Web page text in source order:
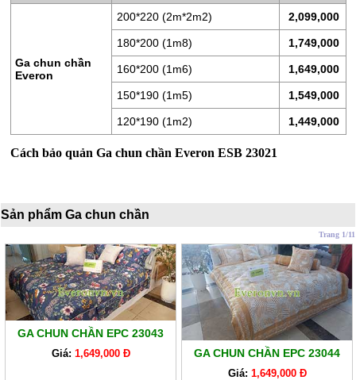
ÉP
RUỘT
CHĂN
BỘ
CAO
CẤP
ARTEMIS
Ga chun chần
Everon
200*220 (2m*2m2) 2,099,000
180*200 (1m8) 1,749,000
160*200 (1m6) 1,649,000
150*190 (1m5) 1,549,000
120*190 (1m2) 1,449,000
Cách bảo quản Ga chun chần Everon ESB 23021
Sản phẩm Ga chun chần
Trang 1/11
GA CHUN CHẦN EPC 23043
Giá: 1,649,000 Đ GA CHUN CHẦN EPC 23044
Giá: 1,649,000 Đ